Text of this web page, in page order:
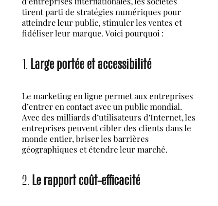
tirent parti de stratégies numériques pour
atteindre leur public, stimuler les ventes et
fidéliser leur marque. Voici pourquoi :
1. Large portée et accessibilité
Le marketing en ligne permet aux entreprises
d’entrer en contact avec un public mondial.
Avec des milliards d’utilisateurs d’Internet, les
entreprises peuvent cibler des clients dans le
monde entier, briser les barrières
géographiques et étendre leur marché.
2. Le rapport coût-efficacité